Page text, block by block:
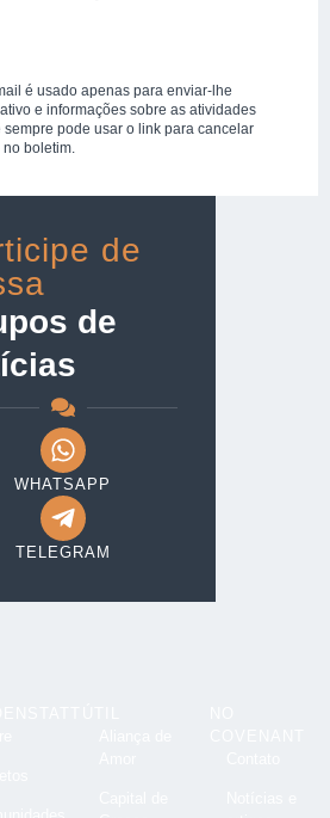
é usado apenas para enviar-lhe
e informações sobre as atividades
sempre pode usar o link para cancelar
boletim.
de
de
WHATSAPP
TELEGRAM